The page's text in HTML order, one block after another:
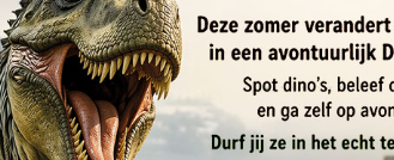
Entertainment
Targeting